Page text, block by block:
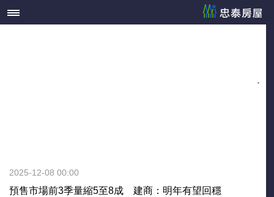
預售市場前3季量縮5至8成 建商：明年有望回穩
2025-12-08 00:00